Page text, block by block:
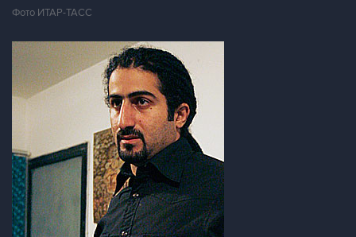
Фото ИТАР-ТАСС